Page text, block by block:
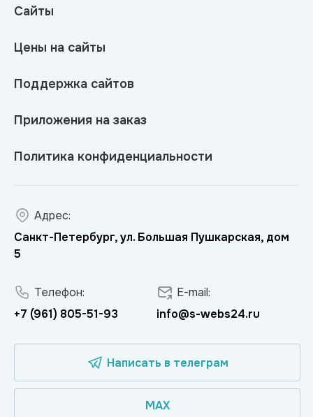
Сайты
Цены на сайты
Поддержка сайтов
Приложения на заказ
Политика конфиденциальности
Адрес:
Санкт-Петербург, ул. Большая Пушкарская, дом
5
Телефон:
+7 (961) 805-51-93
E-mail:
info@s-webs24.ru
Написать в телеграм
MAX